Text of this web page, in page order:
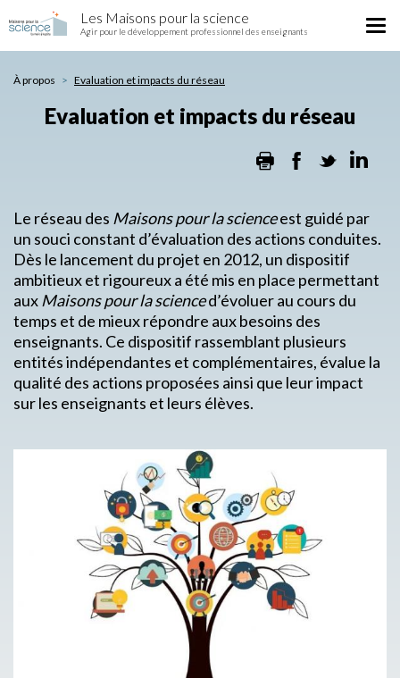
Evaluation
et
réseau
au
Les Maisons pour la science
Agir pour le développement professionnel des enseignants
À propos Evaluation et impacts du réseau
Evaluation et impacts du réseau
Print Facebook
Twitter
Le réseau des Maisons pour la scienceest guidé par
un souci constant d’évaluation des actions conduites.
Dès le lancement du projet en 2012, un dispositif
ambitieux et rigoureux a été mis en place permettant
aux Maisons pour la scienced’évoluer au cours du
temps et de mieux répondre aux besoins des
enseignants. Ce dispositif rassemblant plusieurs
entités indépendantes et complémentaires, évalue la
qualité des actions proposées ainsi que leur impact
sur les enseignants et leurs élèves.